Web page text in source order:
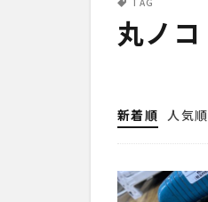
丸ノコ
新着順 人気順